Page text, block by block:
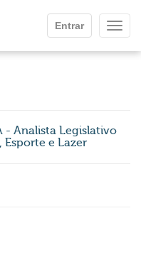
Entrar
- Analista Legislativo
e Lazer